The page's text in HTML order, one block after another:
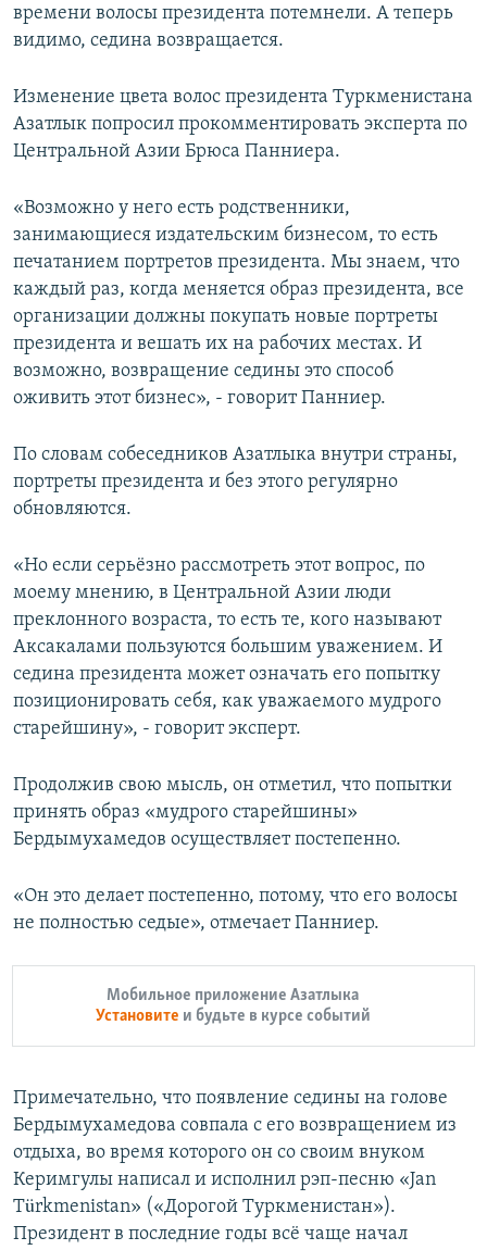
времени волосы президента потемнели. А теперь
видимо, седина возвращается.
Изменение цвета волос президента Туркменистана
Азатлык попросил прокомментировать эксперта по
Центральной Азии Брюса Панниера.
«Возможно у него есть родственники,
занимающиеся издательским бизнесом, то есть
печатанием портретов президента. Мы знаем, что
каждый раз, когда меняется образ президента, все
организации должны покупать новые портреты
президента и вешать их на рабочих местах. И
возможно, возвращение седины это способ
оживить этот бизнес», - говорит Панниер.
По словам собеседников Азатлыка внутри страны,
портреты президента и без этого регулярно
обновляются.
«Но если серьёзно рассмотреть этот вопрос, по
моему мнению, в Центральной Азии люди
преклонного возраста, то есть те, кого называют
Аксакалами пользуются большим уважением. И
седина президента может означать его попытку
позиционировать себя, как уважаемого мудрого
старейшину», - говорит эксперт.
Продолжив свою мысль, он отметил, что попытки
принять образ «мудрого старейшины»
Бердымухамедов осуществляет постепенно.
«Он это делает постепенно, потому, что его волосы
не полностью седые», отмечает Панниер.
Мобильное приложение Азатлыка
Установите и будьте в курсе событий
Примечательно, что появление седины на голове
Бердымухамедова совпала с его возвращением из
отдыха, во время которого он со своим внуком
Керимгулы написал и исполнил рэп-песню «Jan
Türkmenistan» («Дорогой Туркменистан»).
Президент в последние годы всё чаще начал